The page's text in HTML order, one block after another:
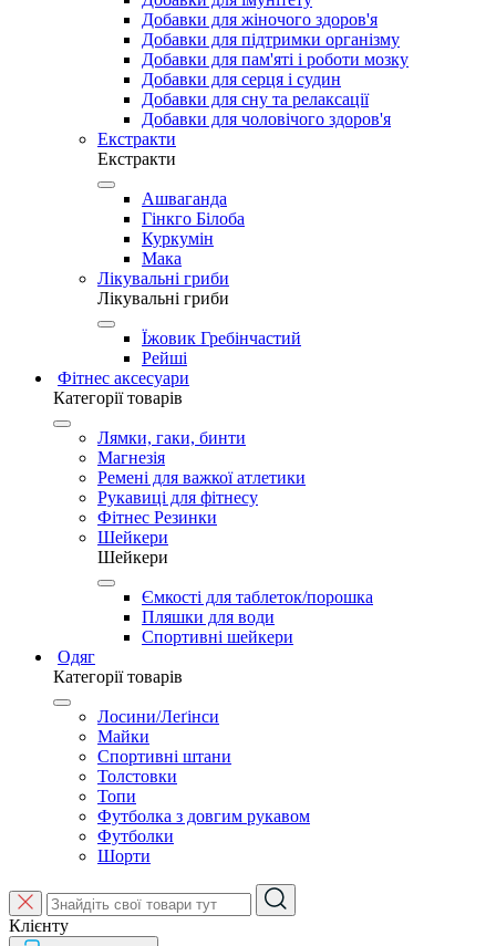
Добавки для жіночого здоров'я
Добавки для підтримки організму
Добавки для пам'яті і роботи мозку
Добавки для серця і судин
Добавки для сну та релаксації
Добавки для чоловічого здоров'я
Екстракти
Екстракти
Ашваганда
Гінкго Білоба
Куркумін
Мака
Лікувальні гриби
Лікувальні гриби
Їжовик Гребінчастий
Рейші
Фітнес аксесуари
Категорії товарів
Лямки, гаки, бинти
Магнезія
Ремені для важкої атлетики
Рукавиці для фітнесу
Фітнес Резинки
Шейкери
Шейкери
Ємкості для таблеток/порошка
Пляшки для води
Спортивні шейкери
Одяг
Категорії товарів
Лосини/Леґінси
Майки
Спортивні штани
Толстовки
Топи
Футболка з довгим рукавом
Футболки
Шорти
Клієнту